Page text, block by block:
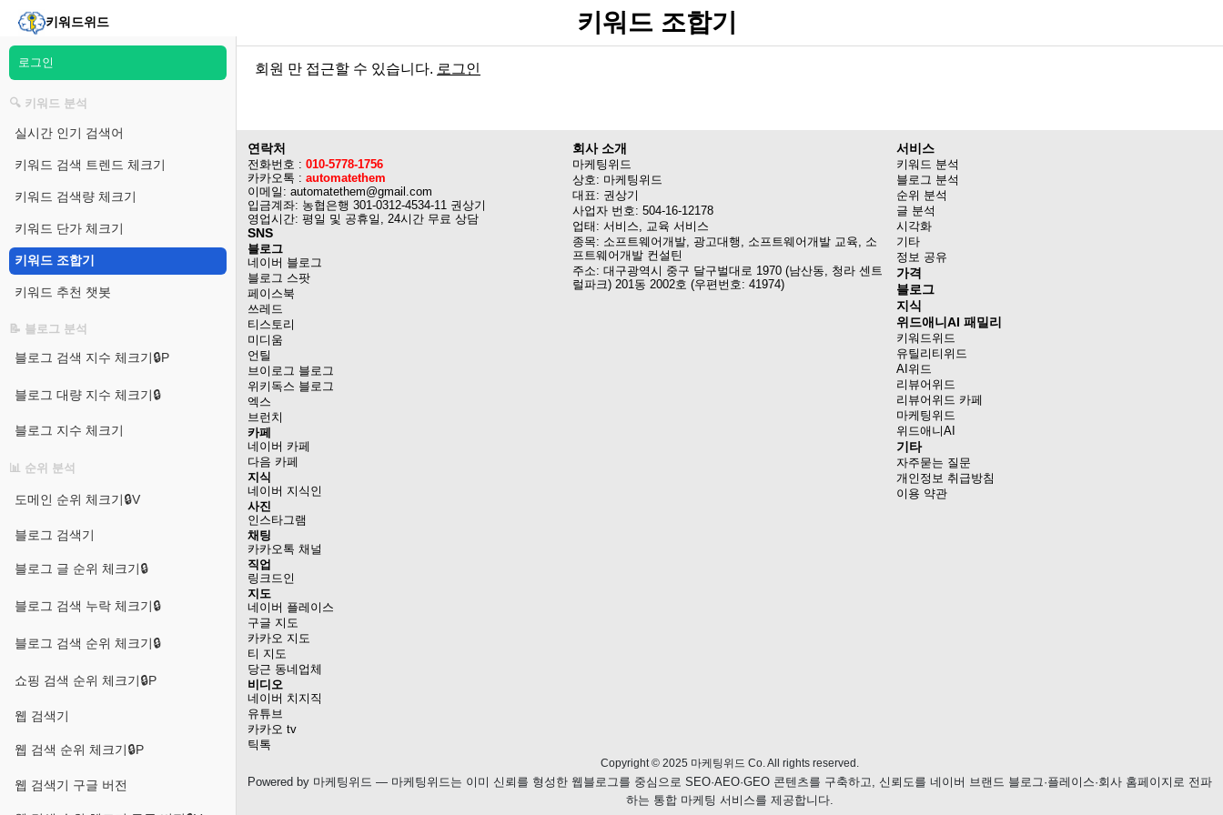
키워드위드 키워드 조합기
로그인
🔍 키워드 분석
실시간 인기 검색어
키워드 검색 트렌드 체크기
키워드 검색량 체크기
키워드 단가 체크기
키워드 조합기
키워드 추천 챗봇
📝 블로그 분석
블로그 검색 지수 체크기🔒P
블로그 대량 지수 체크기🔒
블로그 지수 체크기
📊 순위 분석
도메인 순위 체크기🔒V
블로그 검색기
블로그 글 순위 체크기🔒
블로그 검색 누락 체크기🔒
블로그 검색 순위 체크기🔒
쇼핑 검색 순위 체크기🔒P
웹 검색기
웹 검색 순위 체크기🔒P
웹 검색기 구글 버전
회원 만 접근할 수 있습니다. 로그인
연락처
전화번호 : 010-5778-1756
카카오톡 : automatethem
이메일: automatethem@gmail.com
입금계좌: 농협은행 301-0312-4534-11 권상기
영업시간: 평일 및 공휴일, 24시간 무료 상담
SNS
블로그
네이버 블로그
블로그 스팟
페이스북
쓰레드
티스토리
미디움
언틸
브이로그 블로그
위키독스 블로그
엑스
브런치
카페
네이버 카페
다음 카페
지식
네이버 지식인
사진
인스타그램
채팅
카카오톡 채널
직업
링크드인
지도
네이버 플레이스
구글 지도
카카오 지도
티 지도
당근 동네업체
비디오
네이버 치지직
유튜브
카카오 tv
틱톡
회사 소개
마케팅위드
상호: 마케팅위드
대표: 권상기
사업자 번호: 504-16-12178
업태: 서비스, 교육 서비스
종목: 소프트웨어개발, 광고대행, 소프트웨어개발 교육, 소
프트웨어개발 컨설틴
주소: 대구광역시 중구 달구벌대로 1970 (남산동, 청라 센트
럴파크) 201동 2002호 (우편번호: 41974)
서비스
키워드 분석
블로그 분석
순위 분석
글 분석
시각화
기타
정보 공유
가격
블로그
지식
위드애니AI 패밀리
키워드위드
유틸리티위드
AI위드
리뷰어위드
리뷰어위드 카페
마케팅위드
위드애니AI
기타
자주묻는 질문
개인정보 취급방침
이용 약관
Copyright © 2025 마케팅위드 Co. All rights reserved.
Powered by 마케팅위드 — 마케팅위드는 이미 신뢰를 형성한 웹블로그를 중심으로 SEO·AEO·GEO 콘텐츠를 구축하고, 신뢰도를 네이버 브랜드 블로그·플레이스·회사 홈페이지로 전파
하는 통합 마케팅 서비스를 제공합니다.